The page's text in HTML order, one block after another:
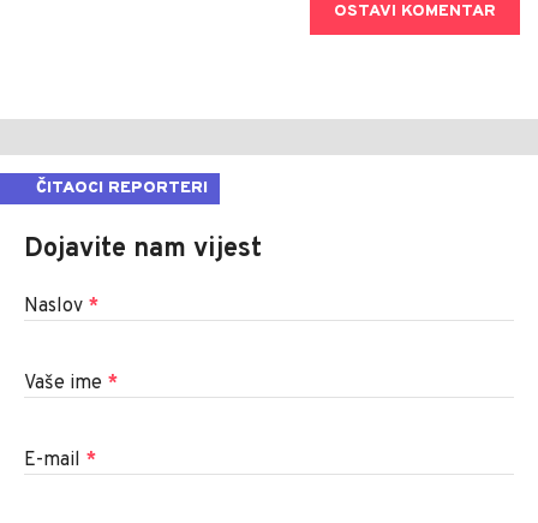
OSTAVI KOMENTAR
ČITAOCI REPORTERI
Dojavite nam vijest
Naslov *
Vaše ime *
E-mail *